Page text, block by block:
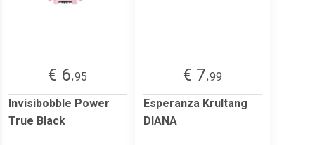
€ 6.95
Invisibobble Power
True Black
€ 7.99
Esperanza Krultang
DIANA